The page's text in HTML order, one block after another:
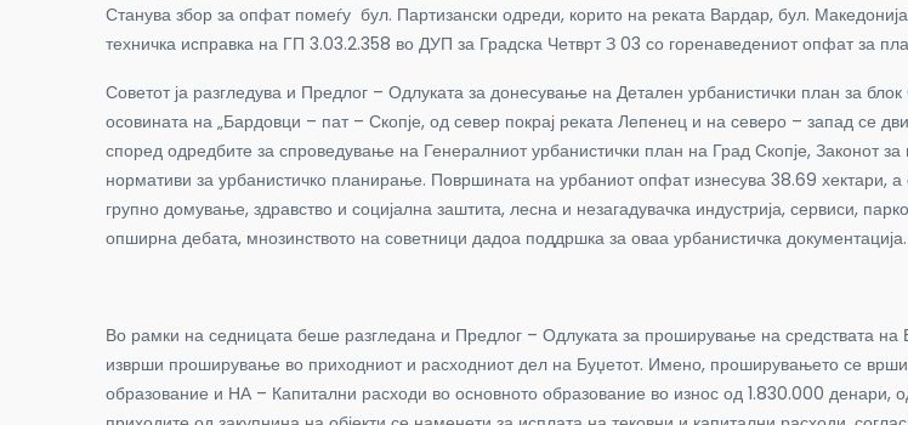
Станува збор за опфат помеѓу бул. Партизански одреди, корито на реката Вардар, бул.
техничка исправка на ГП 3.03.2.358 во ДУП за Градска Четврт З 03 со горенаведениот опфат за
Советот ја разгледува и Предлог – Одлуката за донесување на Детален урбанистички план за
осовината на „Бардовци – пат – Скопје, од север покрај реката Лепенец и на северо – запад се
според одредбите за спроведување на Генералниот урбанистички план на Град Скопје, Законот
нормативи за урбанистичко планирање. Површината на урбаниот опфат изнесува 38.69
групно домување, здравство и социјална заштита, лесна и незагадувачка индустрија, сервиси,
опширна дебата, мнозинството на советници дадоа поддршка за оваа урбанистичка документација.
Во рамки на седницата беше разгледана и Предлог – Одлуката за проширување на средствата
изврши проширување во приходниот и расходниот дел на Буџетот. Имено, проширувањето се
образование и НА – Капитални расходи во основното образование во износ од 1.830.000 денари,